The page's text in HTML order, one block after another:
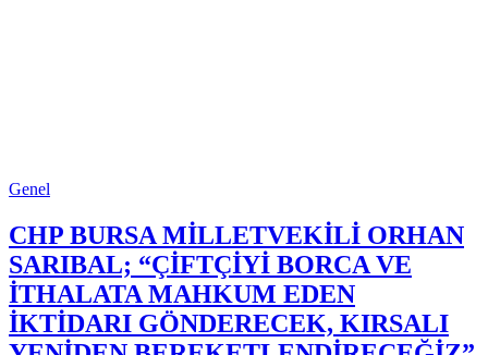
Genel
CHP BURSA MİLLETVEKİLİ ORHAN
SARIBAL; “ÇİFTÇİYİ BORCA VE
İTHALATA MAHKUM EDEN
İKTİDARI GÖNDERECEK, KIRSALI